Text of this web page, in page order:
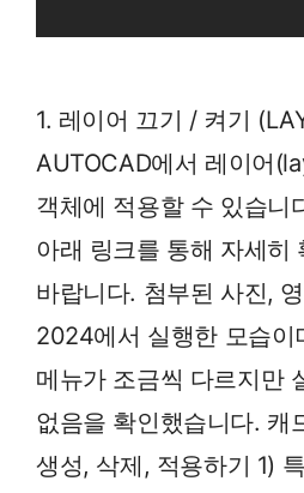
1. 레이어 끄기 / 켜기
AUTOCAD에서 레이어
객체에 적용할 수 있습니
아래 링크를 통해 자세히
바랍니다. 첨부된 사진,
2024에서 실행한 모습이
메뉴가 조금씩 다르지만
없음을 확인했습니다. 캐
생성, 삭제, 적용하기 1)